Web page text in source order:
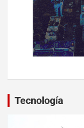
Tecnología